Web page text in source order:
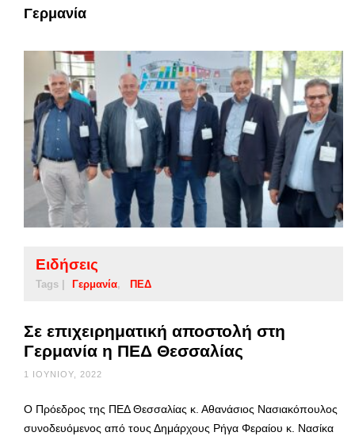
Γερμανία
Ειδήσεις
Tags | Γερμανία ΠΕΔ
Σε επιχειρηματική αποστολή στη
Γερμανία η ΠΕΔ Θεσσαλίας
1 ΙΟΥΝΊΟΥ, 2022
Ο Πρόεδρος της ΠΕΔ Θεσσαλίας κ. Αθανάσιος Νασιακόπουλος
συνοδευόμενος από τους Δημάρχους Ρήγα Φεραίου κ. Νασίκα